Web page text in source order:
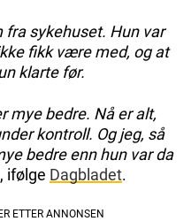
fra sykehuset. Hun var
fikk være med, og at
klarte før.
mye bedre. Nå er alt,
kontroll. Og jeg, så
bedre enn hun var da
ifølge Dagbladet.